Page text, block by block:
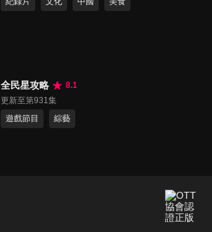
全民星攻略
8.1
更新至第931集
遊戲節目
綜藝